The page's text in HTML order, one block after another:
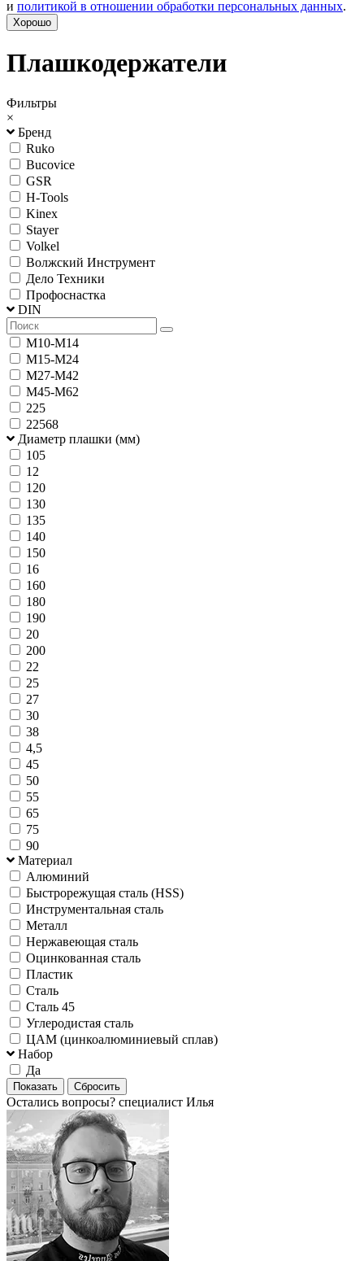
и политикой в отношении обработки персональных данных.
Хорошо
Плашкодержатели
Фильтры
×
Бренд
Ruko
Bucovice
GSR
H-Tools
Kinex
Stayer
Volkel
Волжский Инструмент
Дело Техники
Профоснастка
DIN
М10-М14
М15-М24
М27-М42
М45-М62
225
22568
Диаметр плашки (мм)
105
12
120
130
135
140
150
16
160
180
190
20
200
22
25
27
30
38
4,5
45
50
55
65
75
90
Материал
Алюминий
Быстрорежущая сталь (HSS)
Инструментальная сталь
Металл
Нержавеющая сталь
Оцинкованная сталь
Пластик
Сталь
Сталь 45
Углеродистая сталь
ЦАМ (цинкоалюминиевый сплав)
Набор
Да
Остались вопросы? специалист Илья